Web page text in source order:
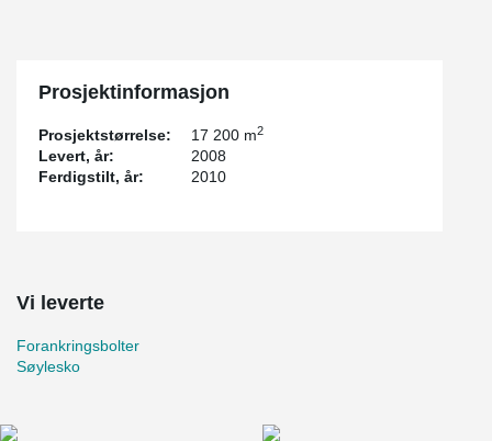
Prosjektinformasjon
Prosjektstørrelse: 17 200 m2
Levert, år:
2008
Ferdigstilt, år:
2010
Vi leverte
Forankringsbolter
Søylesko